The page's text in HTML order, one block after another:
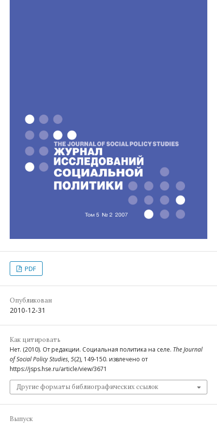
PDF
Опубликован
2010-12-31
Как цитировать
Нет. (2010). От редакции. Социальная политика на селе. The Journal
of Social Policy Studies, 5(2), 149-150. извлечено от
https://jsps.hse.ru/article/view/3671
Другие форматы библиографических ссылок
Выпуск